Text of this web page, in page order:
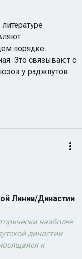
порядке:
Это связывают с
у раджпутов.
Линии/Династии
наиболее
династии
к